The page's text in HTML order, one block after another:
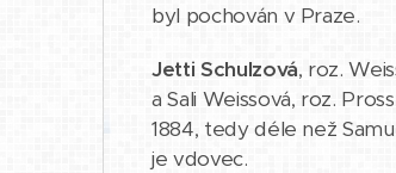
byl pochován v Praze.
Jetti Schulzová, roz.
a Sali Weissová, roz.
1884, tedy déle než
je vdovec.